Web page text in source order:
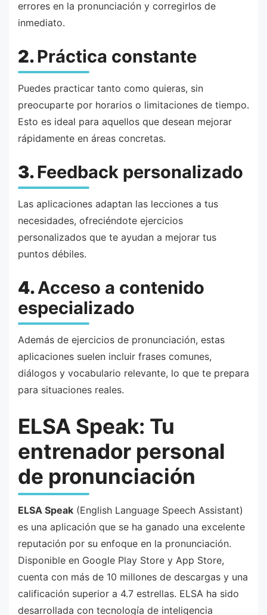
errores en la pronunciación y corregirlos de
inmediato.
2.Práctica constante
Puedes practicar tanto como quieras, sin
preocuparte por horarios o limitaciones de tiempo.
Esto es ideal para aquellos que desean mejorar
rápidamente en áreas concretas.
3.Feedback personalizado
Las aplicaciones adaptan las lecciones a tus
necesidades, ofreciéndote ejercicios
personalizados que te ayudan a mejorar tus
puntos débiles.
4.Acceso a contenido
especializado
Además de ejercicios de pronunciación, estas
aplicaciones suelen incluir frases comunes,
diálogos y vocabulario relevante, lo que te prepara
para situaciones reales.
ELSA Speak: Tu
entrenador personal
de pronunciación
ELSA Speak (English Language Speech Assistant)
es una aplicación que se ha ganado una excelente
reputación por su enfoque en la pronunciación.
Disponible en Google Play Store y App Store,
cuenta con más de 10 millones de descargas y una
calificación superior a 4.7 estrellas. ELSA ha sido
desarrollada con tecnología de inteligencia